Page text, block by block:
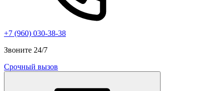
+7 (960) 030-38-38
Звоните 24/7
Срочный вызов